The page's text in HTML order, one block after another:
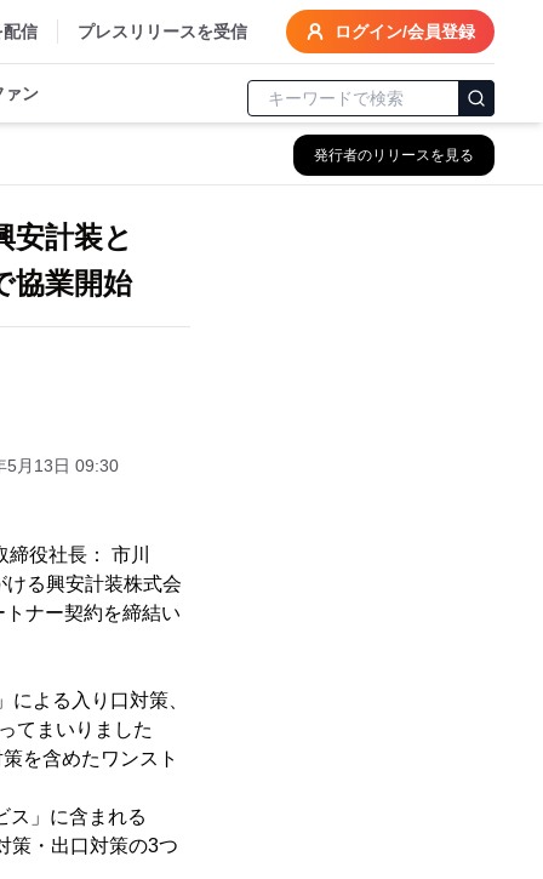
配信 プレスリリースを受信 ログイン/会員登録
ァン
発行者のリリースを見る
安計装と
協業開始
5月13日 09:30
役社長： 市川
る興安計装株式会
ナー契約を締結い
よる入り口対策、
てまいりました
を含めたワンスト
ス」に含まれる
策・出口対策の3つ